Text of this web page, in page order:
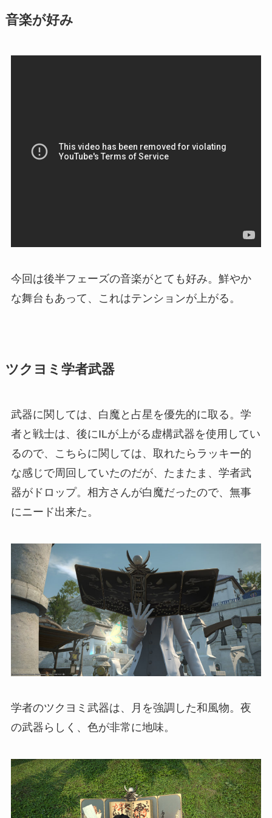
音楽が好み
今回は後半フェーズの音楽がとても好み。鮮やか
な舞台もあって、これはテンションが上がる。
ツクヨミ学者武器
武器に関しては、白魔と占星を優先的に取る。学
者と戦士は、後にILが上がる虚構武器を使用してい
るので、こちらに関しては、取れたらラッキー的
な感じで周回していたのだが、たまたま、学者武
器がドロップ。相方さんが白魔だったので、無事
にニード出来た。
学者のツクヨミ武器は、月を強調した和風物。夜
の武器らしく、色が非常に地味。